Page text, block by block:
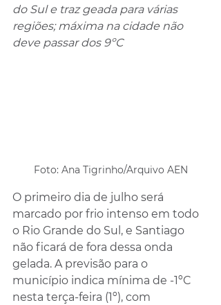
do Sul e traz geada para várias
regiões; máxima na cidade não
deve passar dos 9ºC
Foto: Ana Tigrinho/Arquivo AEN
O primeiro dia de julho será
marcado por frio intenso em todo
o Rio Grande do Sul, e Santiago
não ficará de fora dessa onda
gelada. A previsão para o
município indica mínima de -1ºC
nesta terça-feira (1º), com